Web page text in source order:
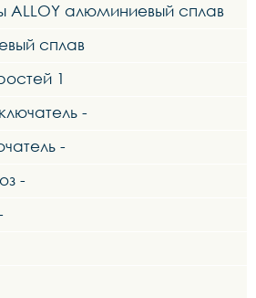
алюминиевый сплав
сплав
1
-
-
-